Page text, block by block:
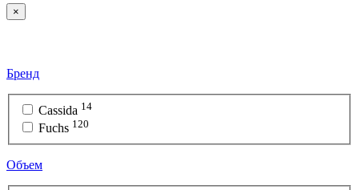
×
Бренд
Cassida 14
Fuchs 120
Объем